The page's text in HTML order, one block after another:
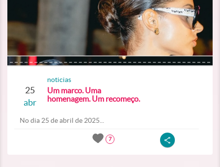
25
abr
noticias
Um marco. Uma
homenagem. Um recomeço.
No dia 25 de abril de 2025...
7